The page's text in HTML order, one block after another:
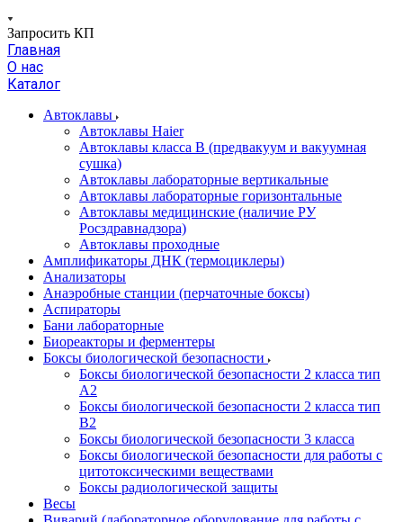
Запросить КП
Главная
О нас
Каталог
Автоклавы
Автоклавы Haier
Автоклавы класса B (предвакуум и вакуумная
сушка)
Автоклавы лабораторные вертикальные
Автоклавы лабораторные горизонтальные
Автоклавы медицинские (наличие РУ
Росздравнадзора)
Автоклавы проходные
Амплификаторы ДНК (термоциклеры)
Анализаторы
Анаэробные станции (перчаточные боксы)
Аспираторы
Бани лабораторные
Биореакторы и ферментеры
Боксы биологической безопасности
Боксы биологической безопасности 2 класса тип
A2
Боксы биологической безопасности 2 класса тип
B2
Боксы биологической безопасности 3 класса
Боксы биологической безопасности для работы с
цитотоксическими веществами
Боксы радиологической защиты
Весы